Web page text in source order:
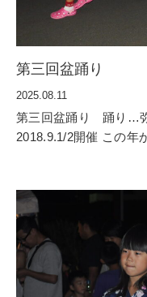
第三回盆踊り
2025.08.11
第三回盆踊り 踊り…
2018.9.1/2開催 この年